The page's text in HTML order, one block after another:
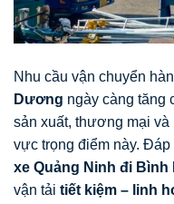
Nhu cầu vận chuyển
Dương ngày càng tăng
sản xuất, thương mại
vực trọng điểm này.
xe Quảng Ninh đi Bình
vận tải tiết kiệm – linh